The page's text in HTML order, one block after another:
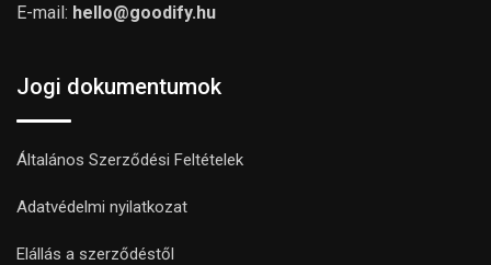
E-mail: hello@goodify.hu
Jogi dokumentumok
Általános Szerződési Feltételek
Adatvédelmi nyilatkozat
Elállás a szerződéstől